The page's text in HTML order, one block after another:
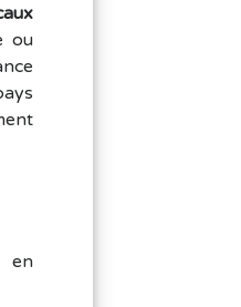
ou
en